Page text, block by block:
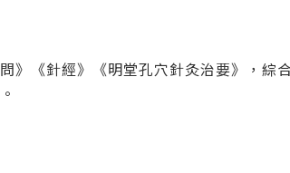
》《針經》《明堂孔穴針灸治要》，綜